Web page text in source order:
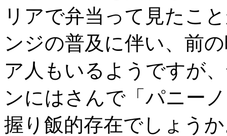
リアで弁当って見たこ
ンジの普及に伴い、前
ア人もいるようですが
ンにはさんで「パニー
握り飯的存在でしょう